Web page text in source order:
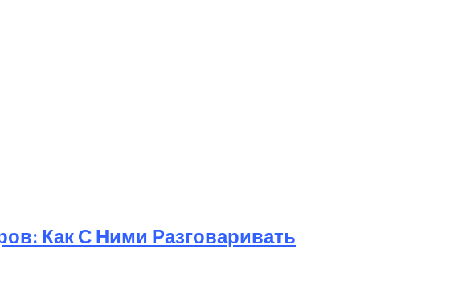
Как С Ними Разговаривать